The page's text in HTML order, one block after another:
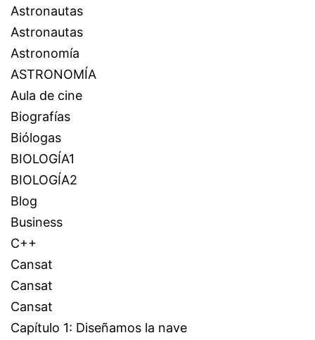
Astronautas
Astronautas
Astronomía
ASTRONOMÍA
Aula de cine
Biografías
Biólogas
BIOLOGÍA1
BIOLOGÍA2
Blog
Business
C++
Cansat
Cansat
Cansat
Capítulo 1: Diseñamos la nave